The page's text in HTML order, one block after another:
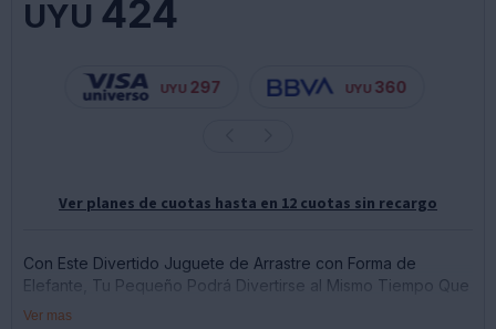
UYU 424
UYU 297 UYU 360
Ver planes de cuotas hasta en 12 cuotas sin recargo
Con Este Divertido Juguete de Arrastre con Forma de
Elefante, Tu Pequeño Podrá Divertirse al Mismo Tiempo Que
Fomenta Habilidades Como la Manipulación, Movimiento y el
Ver mas